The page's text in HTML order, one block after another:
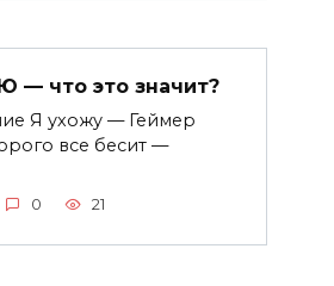
— что это значит?
Я ухожу — Геймер
все бесит —
0 21